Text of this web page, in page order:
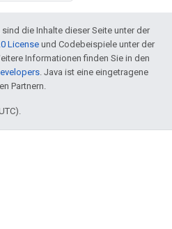
die Inhalte dieser Seite unter der
License und Codebeispiele unter der
Informationen finden Sie in den
. Java ist eine eingetragene
Partnern.